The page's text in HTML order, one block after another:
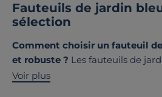
Fauteuils de jardin
sélection
Comment choisir un fauteuil
et robuste ? Les fauteuils de
vivre en extérieur, entre
Voir plus